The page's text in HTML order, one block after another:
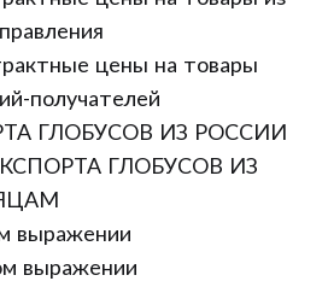
цены на товары
получателей
ГЛОБУСОВ ИЗ РОССИИ
ГЛОБУСОВ ИЗ
выражении
выражении